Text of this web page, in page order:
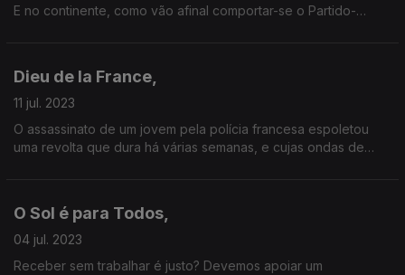
E no continente, como vão afinal comportar-se o Partido-
Dieu de la France,
11 jul. 2023
O assassinato de um jovem pela polícia francesa espoletou
uma revolta que dura há várias semanas, e cujas ondas de
O Sol é para Todos,
04 jul. 2023
Receber sem trabalhar é justo? Devemos apoiar um